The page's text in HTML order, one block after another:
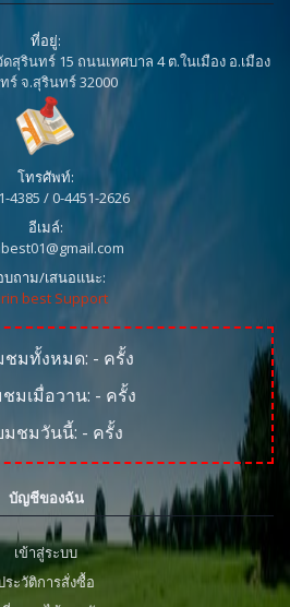
ที่อยู่:
รินทร์ 15 ถนนเทศบาล 4 ต.ในเมือง อ.เมือง
ร์ จ.สุรินทร์ 32000
โทรศัพท์:
4385 / 0-4451-2626
อีเมล์:
บถาม/เสนอแนะ:
best Support
ชมทั้งหมด: - ครั้ง
ชมเมื่อวาน: - ครั้ง
มชมวันนี้: - ครั้ง
บัญชีของฉัน
เข้าสู่ระบบ
ระวัติการสั่งซื้อ